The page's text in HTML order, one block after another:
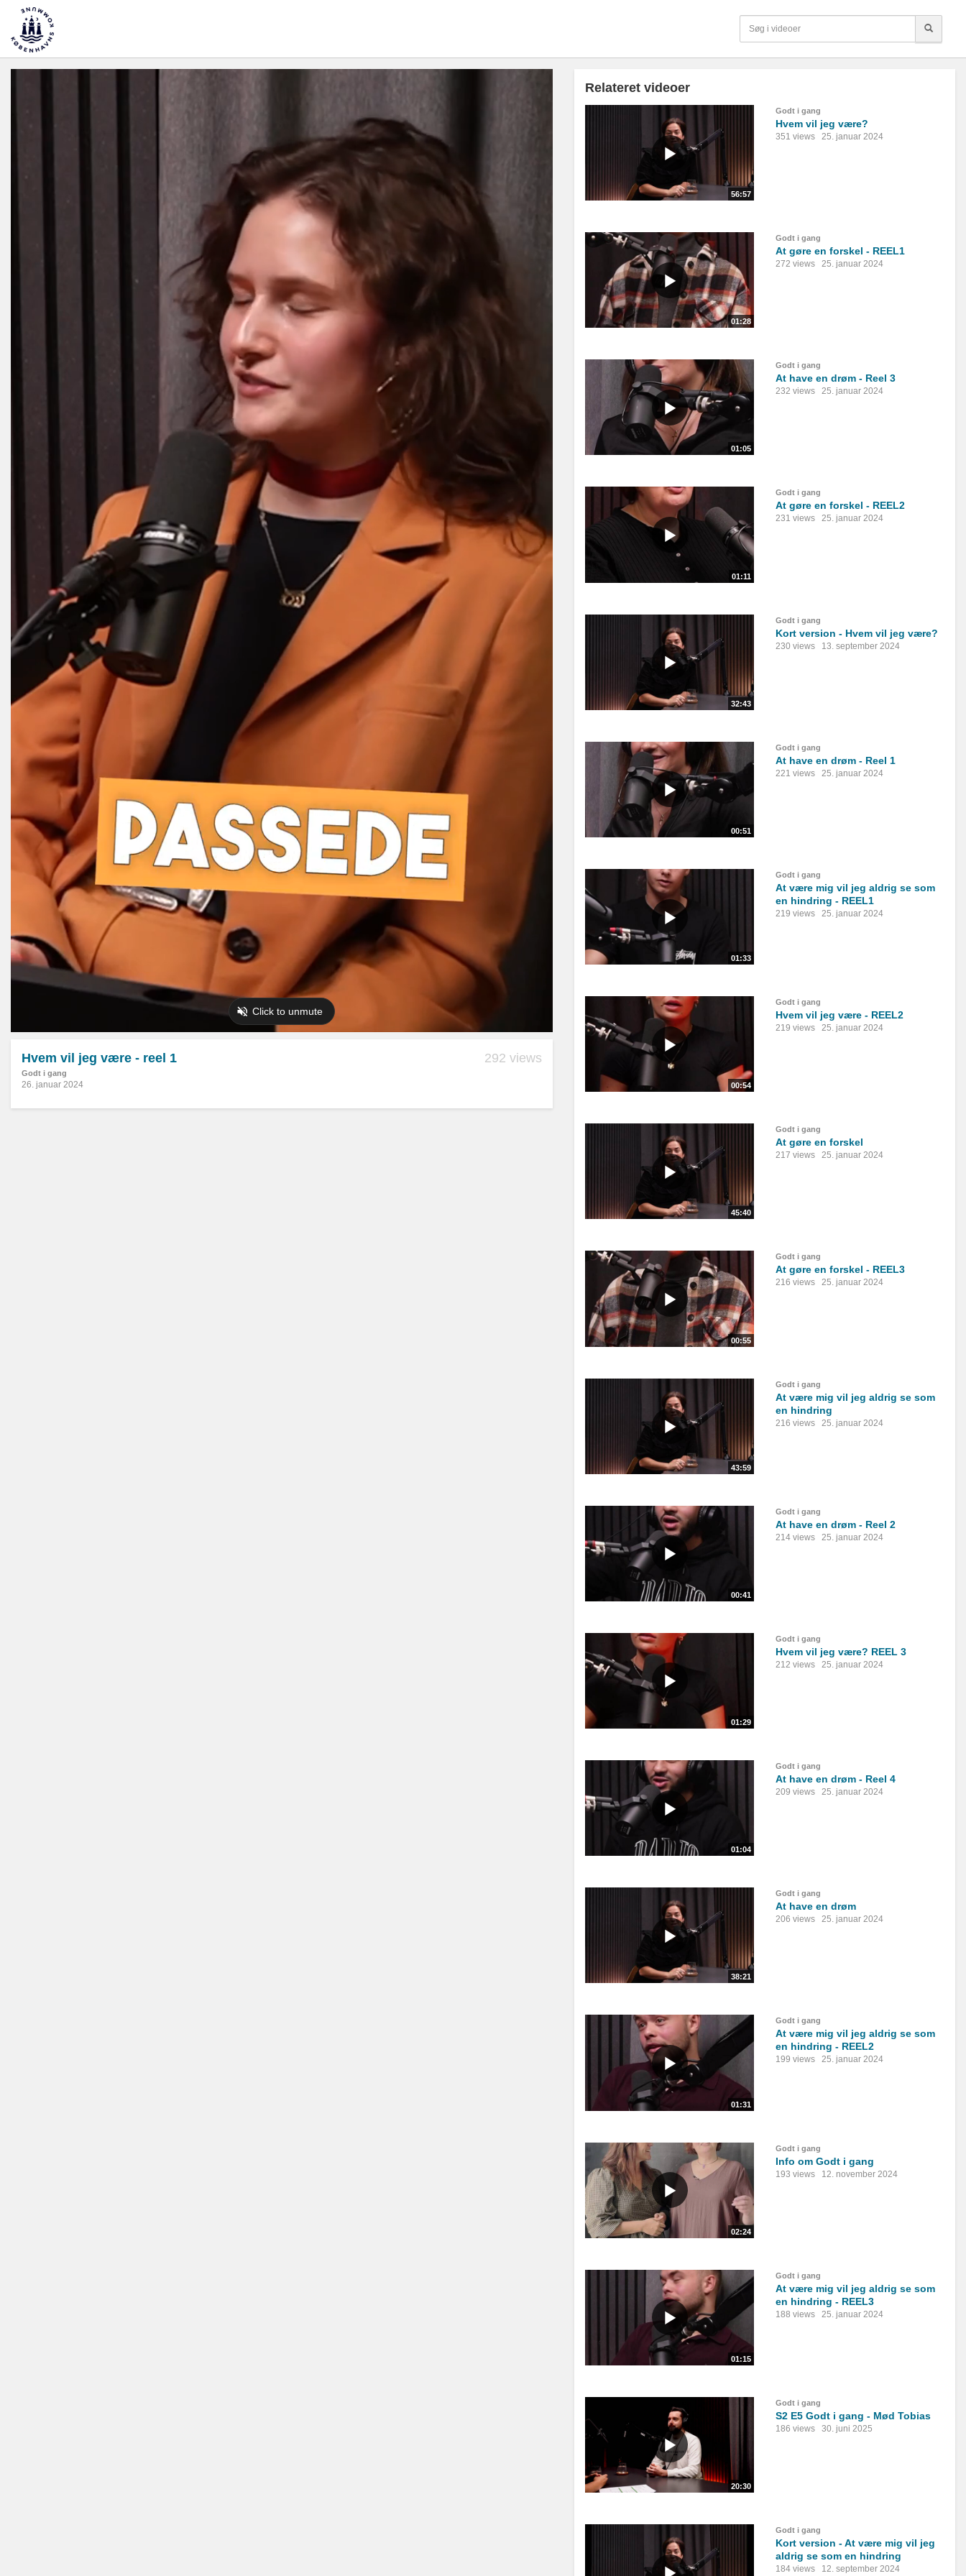
Hvem vil jeg være - reel 1
Godt i gang
292 views
26. januar 2024
Relateret videoer
56:57
Godt i gang
Hvem vil jeg være?
351 views 25. januar 2024
01:28
Godt i gang
At gøre en forskel - REEL1
272 views 25. januar 2024
01:05
Godt i gang
At have en drøm - Reel 3
232 views 25. januar 2024
01:11
Godt i gang
At gøre en forskel - REEL2
231 views 25. januar 2024
32:43
Godt i gang
Kort version - Hvem vil jeg være?
230 views 13. september 2024
00:51
Godt i gang
At have en drøm - Reel 1
221 views 25. januar 2024
01:33
Godt i gang
At være mig vil jeg aldrig se som
en hindring - REEL1
219 views 25. januar 2024
00:54
Godt i gang
Hvem vil jeg være - REEL2
219 views 25. januar 2024
45:40
Godt i gang
At gøre en forskel
217 views 25. januar 2024
00:55
Godt i gang
At gøre en forskel - REEL3
216 views 25. januar 2024
43:59
Godt i gang
At være mig vil jeg aldrig se som
en hindring
216 views 25. januar 2024
00:41
Godt i gang
At have en drøm - Reel 2
214 views 25. januar 2024
01:29
Godt i gang
Hvem vil jeg være? REEL 3
212 views 25. januar 2024
01:04
Godt i gang
At have en drøm - Reel 4
209 views 25. januar 2024
38:21
Godt i gang
At have en drøm
206 views 25. januar 2024
01:31
Godt i gang
At være mig vil jeg aldrig se som
en hindring - REEL2
199 views 25. januar 2024
02:24
Godt i gang
Info om Godt i gang
193 views 12. november 2024
01:15
Godt i gang
At være mig vil jeg aldrig se som
en hindring - REEL3
188 views 25. januar 2024
20:30
Godt i gang
S2 E5 Godt i gang - Mød Tobias
186 views 30. juni 2025
Godt i gang
Kort version - At være mig vil jeg
aldrig se som en hindring
184 views 12. september 2024